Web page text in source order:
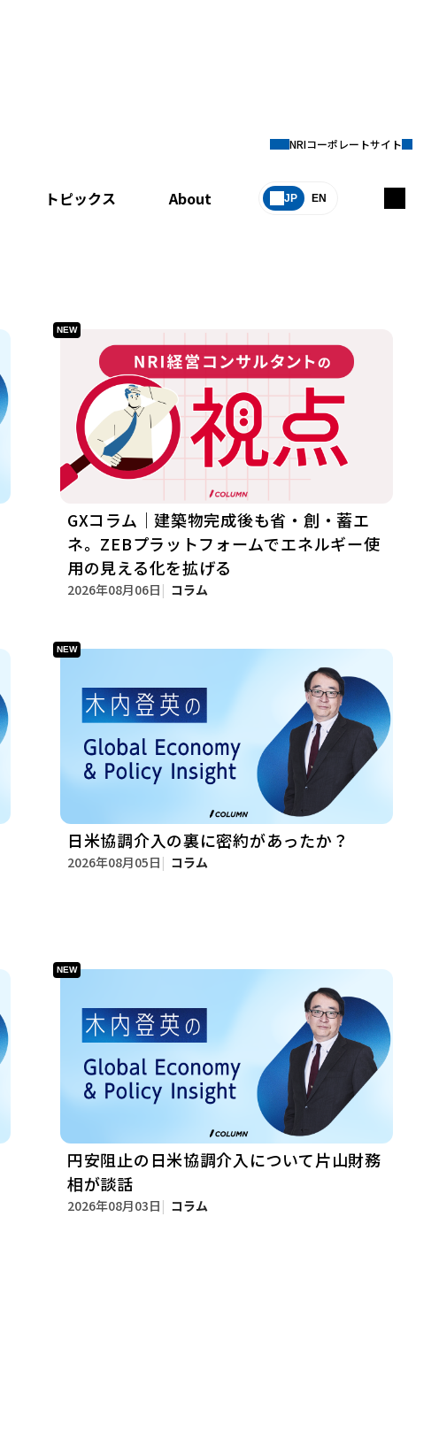
トピックス About JP EN
NRIコーポレートサイト
GXコラム｜建築物完成後も省・創・蓄エ
ネ。ZEBプラットフォームでエネルギー使
用の見える化を拡げる
2026年08月06日 コラム
日米協調介入の裏に密約があったか？
2026年08月05日 コラム
円安阻止の日米協調介入について片山財務
相が談話
2026年08月03日 コラム